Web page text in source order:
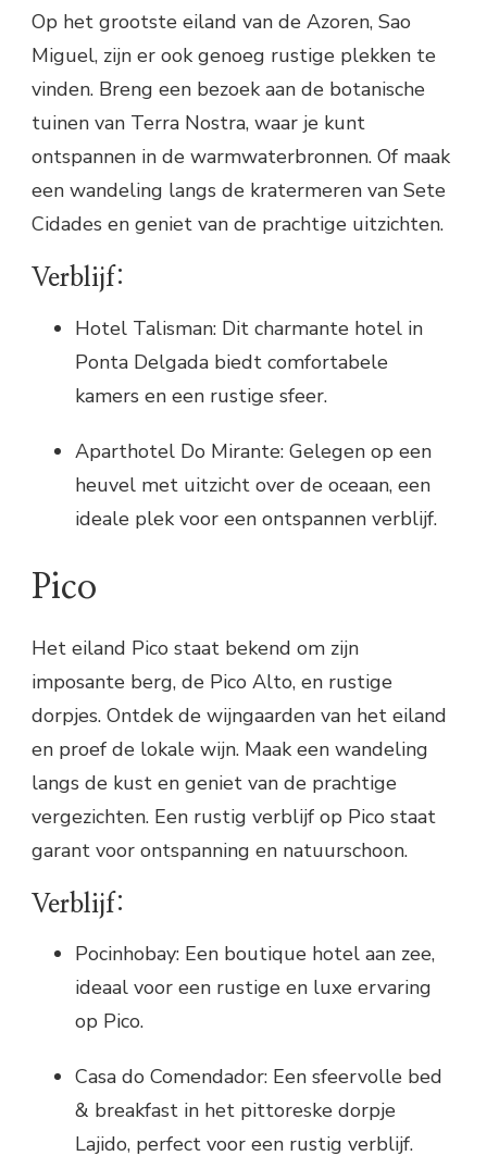
Op het grootste eiland van de Azoren, Sao
Miguel, zijn er ook genoeg rustige plekken te
vinden. Breng een bezoek aan de botanische
tuinen van Terra Nostra, waar je kunt
ontspannen in de warmwaterbronnen. Of maak
een wandeling langs de kratermeren van Sete
Cidades en geniet van de prachtige uitzichten.
Verblijf:
Hotel Talisman: Dit charmante hotel in
Ponta Delgada biedt comfortabele
kamers en een rustige sfeer.
Aparthotel Do Mirante: Gelegen op een
heuvel met uitzicht over de oceaan, een
ideale plek voor een ontspannen verblijf.
Pico
Het eiland Pico staat bekend om zijn
imposante berg, de Pico Alto, en rustige
dorpjes. Ontdek de wijngaarden van het eiland
en proef de lokale wijn. Maak een wandeling
langs de kust en geniet van de prachtige
vergezichten. Een rustig verblijf op Pico staat
garant voor ontspanning en natuurschoon.
Verblijf:
Pocinhobay: Een boutique hotel aan zee,
ideaal voor een rustige en luxe ervaring
op Pico.
Casa do Comendador: Een sfeervolle bed
& breakfast in het pittoreske dorpje
Lajido, perfect voor een rustig verblijf.